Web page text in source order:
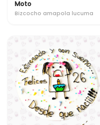
Moto
Bizcocho amapola lucuma